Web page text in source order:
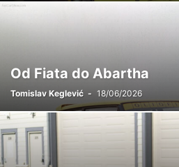
Od Fiata do Abartha
Tomislav Keglević - 18/06/2026